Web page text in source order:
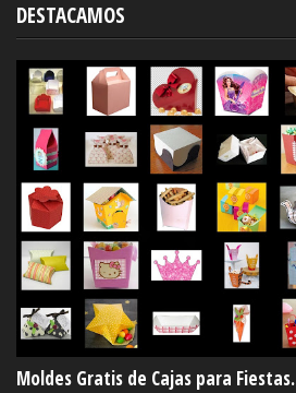
DESTACAMOS
Moldes Gratis de Cajas para Fiestas.